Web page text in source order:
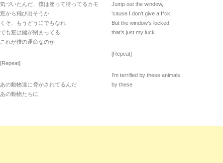
気づいたんだ、僕は座って待ってるカモ
窓から飛び出そうか
くそ、もうどうにでもなれ
でも窓は鍵が閉まってる
これが僕の運命なのか
[Repeat]
あの動物達に脅かされてるんだ
あの動物たちに
Jump out the window,
‘cause I don’t give a f*ck,
But the window’s locked,
that’s just my luck.
[Repeat]
I’m terrified by these animals,
by these